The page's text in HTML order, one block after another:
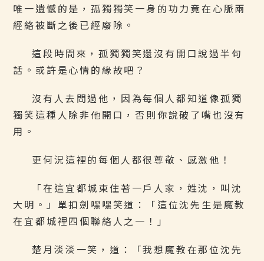
唯一遺憾的是，孤獨獨笑一身的功力竟在心脈兩
經絡被斷之後已經廢除。
這段時間來，孤獨獨笑還沒有開口說過半句
話。或許是心情的緣故吧？
沒有人去問過他，因為每個人都知道像孤獨
獨笑這種人除非他開口，否則你說破了嘴也沒有
用。
更何況這裡的每個人都很尊敬、感激他！
「在這宜都城東住著一戶人家，姓沈，叫沈
大明。」單扣劍嘿嘿笑道：「這位沈先生是魔教
在宜都城裡四個聯絡人之一！」
楚月淡淡一笑，道：「我想魔教在那位沈先